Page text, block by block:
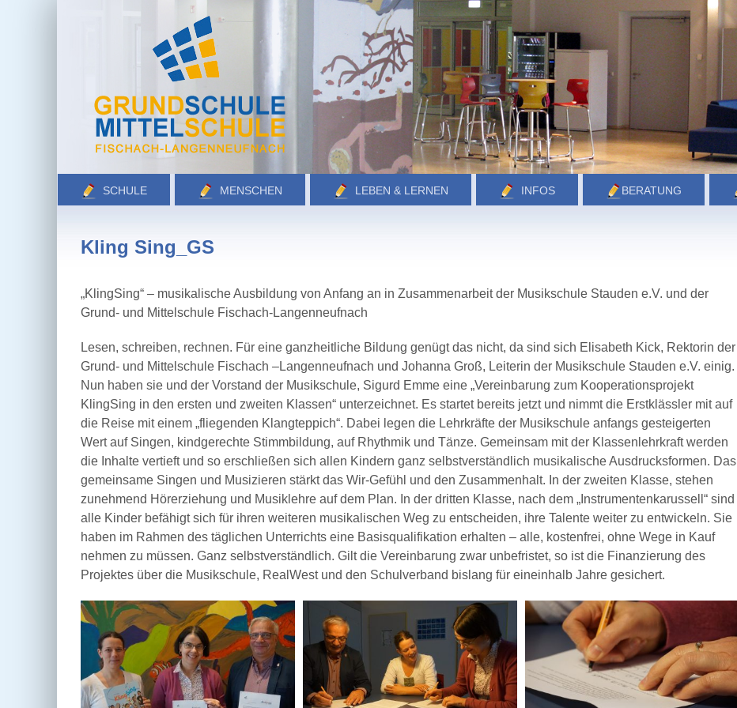
SCHULE MENSCHEN LEBEN & LERNEN INFOS BERATUNG
Kling Sing_GS
„KlingSing“ – musikalische Ausbildung von Anfang an in Zusammenarbeit der Musikschule Stauden e.V. und der
Grund- und Mittelschule Fischach-Langenneufnach
Lesen, schreiben, rechnen. Für eine ganzheitliche Bildung genügt das nicht, da sind sich Elisabeth Kick, Rektorin der
Grund- und Mittelschule Fischach –Langenneufnach und Johanna Groß, Leiterin der Musikschule Stauden e.V. einig.
Nun haben sie und der Vorstand der Musikschule, Sigurd Emme eine „Vereinbarung zum Kooperationsprojekt
KlingSing in den ersten und zweiten Klassen“ unterzeichnet. Es startet bereits jetzt und nimmt die Erstklässler mit auf
die Reise mit einem „fliegenden Klangteppich“. Dabei legen die Lehrkräfte der Musikschule anfangs gesteigerten
Wert auf Singen, kindgerechte Stimmbildung, auf Rhythmik und Tänze. Gemeinsam mit der Klassenlehrkraft werden
die Inhalte vertieft und so erschließen sich allen Kindern ganz selbstverständlich musikalische Ausdrucksformen. Das
gemeinsame Singen und Musizieren stärkt das Wir-Gefühl und den Zusammenhalt. In der zweiten Klasse, stehen
zunehmend Hörerziehung und Musiklehre auf dem Plan. In der dritten Klasse, nach dem „Instrumentenkarussell“ sind
alle Kinder befähigt sich für ihren weiteren musikalischen Weg zu entscheiden, ihre Talente weiter zu entwickeln. Sie
haben im Rahmen des täglichen Unterrichts eine Basisqualifikation erhalten – alle, kostenfrei, ohne Wege in Kauf
nehmen zu müssen. Ganz selbstverständlich. Gilt die Vereinbarung zwar unbefristet, so ist die Finanzierung des
Projektes über die Musikschule, RealWest und den Schulverband bislang für eineinhalb Jahre gesichert.